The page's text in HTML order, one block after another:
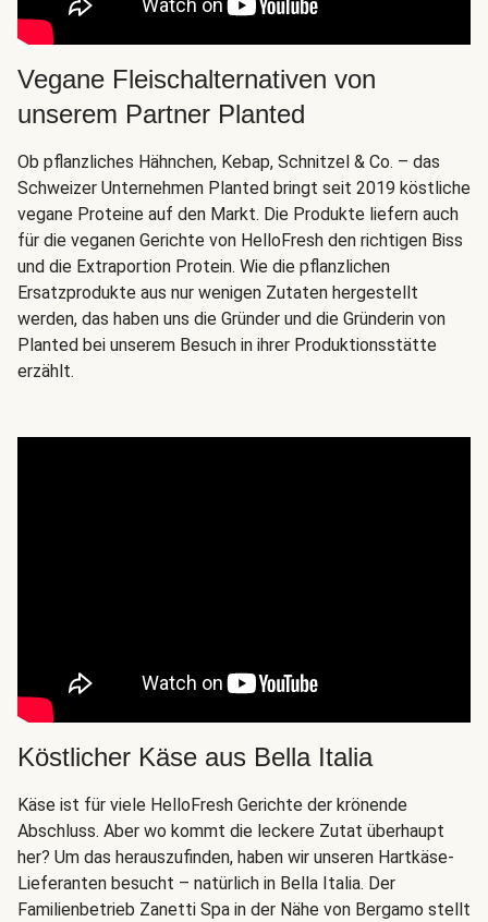
Vegane Fleischalternativen von
unserem Partner Planted
Ob pflanzliches Hähnchen, Kebap, Schnitzel & Co. – das
Schweizer Unternehmen Planted bringt seit 2019 köstliche
vegane Proteine auf den Markt. Die Produkte liefern auch
für die veganen Gerichte von HelloFresh den richtigen Biss
und die Extraportion Protein. Wie die pflanzlichen
Ersatzprodukte aus nur wenigen Zutaten hergestellt
werden, das haben uns die Gründer und die Gründerin von
Planted bei unserem Besuch in ihrer Produktionsstätte
erzählt.
Köstlicher Käse aus Bella Italia
Käse ist für viele HelloFresh Gerichte der krönende
Abschluss. Aber wo kommt die leckere Zutat überhaupt
her? Um das herauszufinden, haben wir unseren Hartkäse-
Lieferanten besucht – natürlich in Bella Italia. Der
Familienbetrieb Zanetti Spa in der Nähe von Bergamo stellt